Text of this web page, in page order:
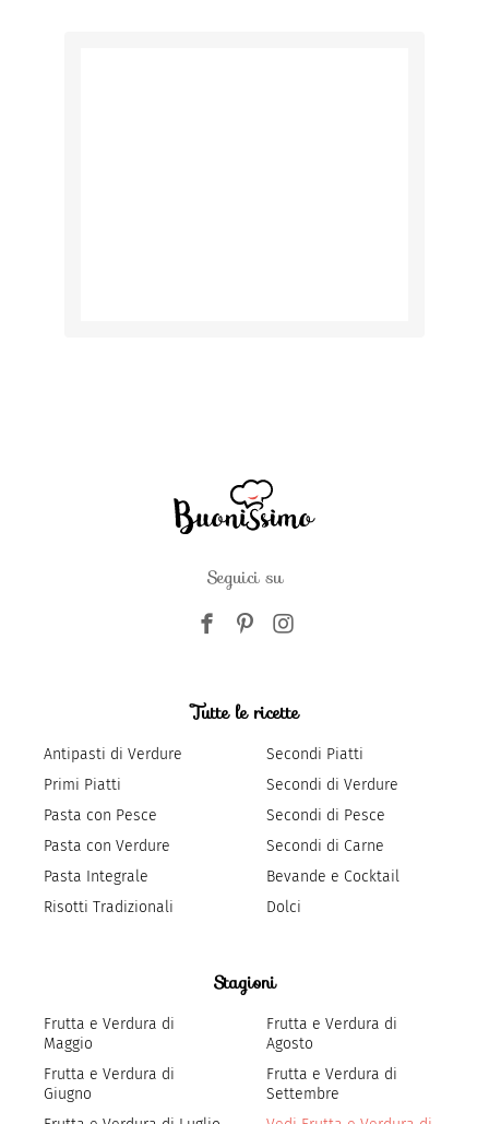
Seguici su
Tutte le ricette
Antipasti di Verdure
Primi Piatti
Pasta con Pesce
Pasta con Verdure
Pasta Integrale
Risotti Tradizionali
Secondi Piatti
Secondi di Verdure
Secondi di Pesce
Secondi di Carne
Bevande e Cocktail
Dolci
Stagioni
Frutta e Verdura di
Maggio
Frutta e Verdura di
Giugno
Frutta e Verdura di
Agosto
Frutta e Verdura di
Settembre